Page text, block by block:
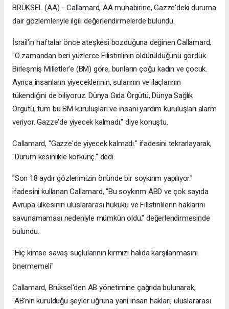
BRÜKSEL (AA) - Callamard, AA muhabirine, Gazze'deki duruma
dair gözlemleriyle ilgili değerlendirmelerde bulundu.
İsrail'in haftalar önce ateşkesi bozduğuna değinen Callamard,
"O zamandan beri yüzlerce Filistinlinin öldürüldüğünü gördük.
Birleşmiş Milletler'e (BM) göre, bunların çoğu kadın ve çocuk.
Ayrıca insanların yiyeceklerinin, sularının ve ilaçlarının
tükendiğini de biliyoruz. Dünya Gıda Örgütü, Dünya Sağlık
Örgütü, tüm bu BM kuruluşları ve insani yardım kuruluşları alarm
veriyor. Gazze'de yiyecek kalmadı." diye konuştu.
Callamard, "Gazze'de yiyecek kalmadı." ifadesini tekrarlayarak,
"Durum kesinlikle korkunç." dedi.
"Son 18 aydır gözlerimizin önünde bir soykırım yapılıyor."
ifadesini kullanan Callamard, "Bu soykırım ABD ve çok sayıda
Avrupa ülkesinin uluslararası hukuku ve Filistinlilerin haklarını
savunamaması nedeniyle mümkün oldu." değerlendirmesinde
bulundu.
"Hiç kimse savaş suçlularının kırmızı halıda karşılanmasını
önermemeli"
Callamard, Brüksel'den AB yönetimine çağrıda bulunarak,
"AB'nin kurulduğu şeyler uğruna yani insan hakları, uluslararası